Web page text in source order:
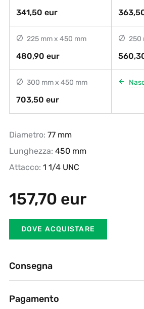
341,50 eur
225 mm x 450 mm
480,90 eur
250
300 mm x 450 mm
703,50 eur
Diametro: 77 mm
Lunghezza: 450 mm
Attacco: 1 1/4 UNC
157,70 eur
DOVE ACQUISTARE
Consegna
BRT, DHL, Poste Italiane
Pagamento